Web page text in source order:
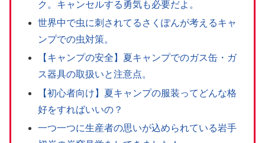
ク。キャンセルする勇気も必要だよ。
世界中で虫に刺されてるさくぽんが考えるキャ
ンプでの虫対策。
【キャンプの安全】夏キャンプでのガス缶・ガ
ス器具の取扱いと注意点。
【初心者向け】夏キャンプの服装ってどんな格
好をすればいいの？
一つ一つに生産者の思いが込められている岩手